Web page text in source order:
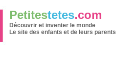
Petitestetes.com
Découvrir et inventer le monde
Le site des enfants et de leurs parents